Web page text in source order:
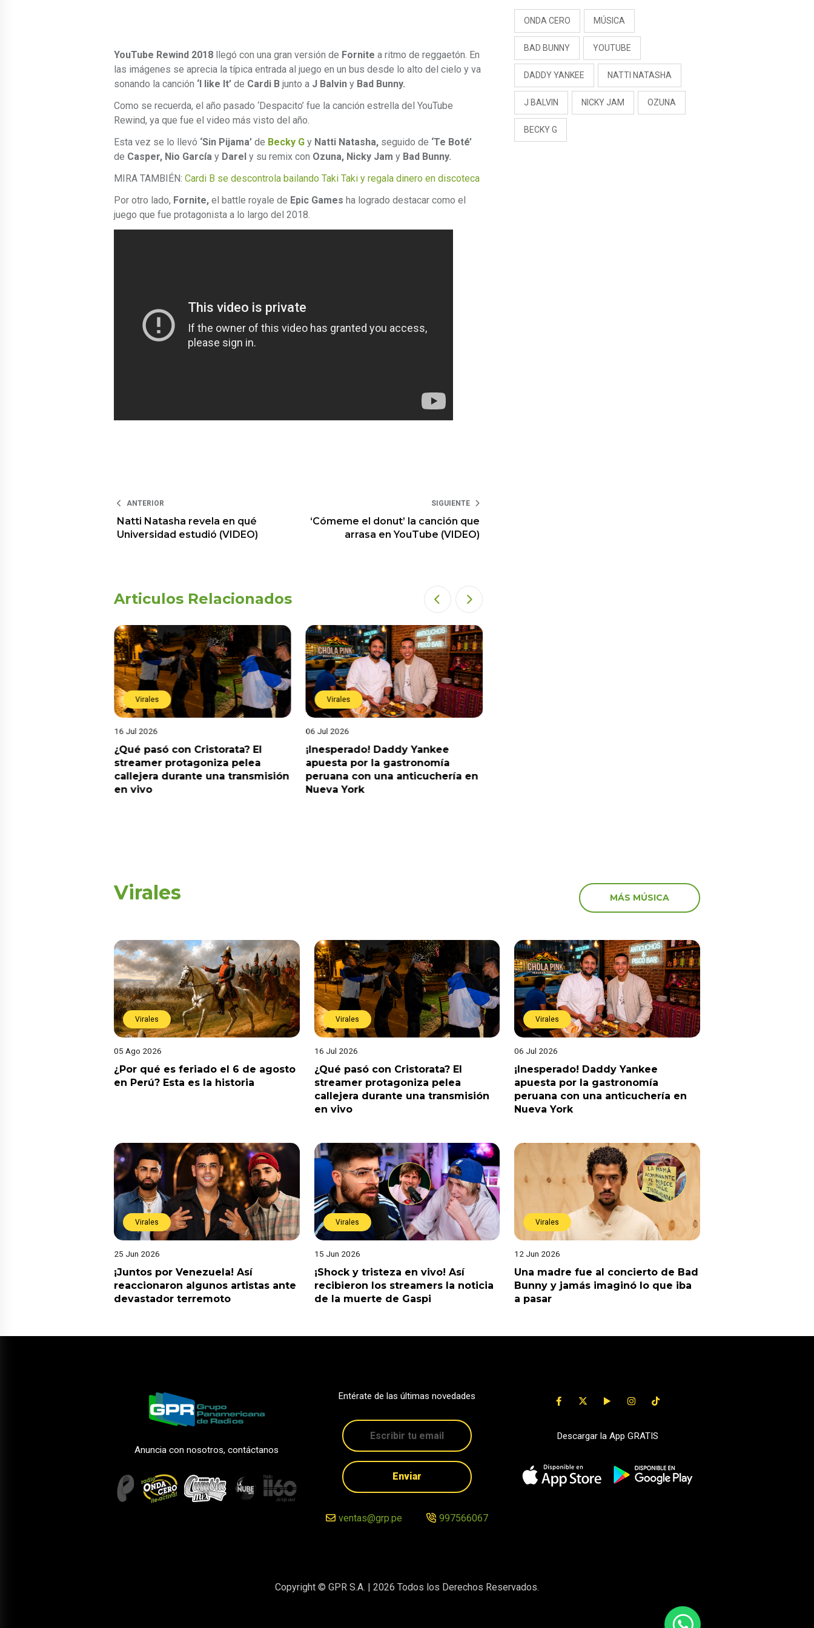
YouTube Rewind 2018 llegó con una gran versión de Fornite a ritmo de reggaetón. En
las imágenes se aprecia la típica entrada al juego en un bus desde lo alto del cielo y va
sonando la canción ‘I like It’ de Cardi B junto a J Balvin y Bad Bunny.
Como se recuerda, el año pasado ‘Despacito’ fue la canción estrella del YouTube
Rewind, ya que fue el video más visto del año.
Esta vez se lo llevó ‘Sin Pijama’ de Becky G y Natti Natasha, seguido de ‘Te Boté’
de Casper, Nio García y Darel y su remix con Ozuna, Nicky Jam y Bad Bunny.
MIRA TAMBIÉN: Cardi B se descontrola bailando Taki Taki y regala dinero en discoteca
Por otro lado, Fornite, el battle royale de Epic Games ha logrado destacar como el
juego que fue protagonista a lo largo del 2018.
ANTERIOR
Natti Natasha revela en qué
Universidad estudió (VIDEO)
SIGUIENTE
‘Cómeme el donut’ la canción que
arrasa en YouTube (VIDEO)
Articulos Relacionados
Virales
16 Jul 2026
¿Qué pasó con Cristorata? El
streamer protagoniza pelea
callejera durante una transmisión
en vivo
Virales
06 Jul 2026
¡Inesperado! Daddy Yankee
apuesta por la gastronomía
peruana con una anticuchería en
Nueva York
ONDA CERO MÚSICA
BAD BUNNY YOUTUBE
DADDY YANKEE NATTI NATASHA
J BALVIN NICKY JAM OZUNA
BECKY G
Virales MÁS MÚSICA
Virales
05 Ago 2026
¿Por qué es feriado el 6 de agosto
en Perú? Esta es la historia
Virales
16 Jul 2026
¿Qué pasó con Cristorata? El
streamer protagoniza pelea
callejera durante una transmisión
en vivo
Virales
06 Jul 2026
¡Inesperado! Daddy Yankee
apuesta por la gastronomía
peruana con una anticuchería en
Nueva York
Virales
25 Jun 2026
¡Juntos por Venezuela! Así
reaccionaron algunos artistas ante
devastador terremoto
Virales
15 Jun 2026
¡Shock y tristeza en vivo! Así
recibieron los streamers la noticia
de la muerte de Gaspi
Virales
12 Jun 2026
Una madre fue al concierto de Bad
Bunny y jamás imaginó lo que iba
a pasar
Anuncia con nosotros, contáctanos
Entérate de las últimas novedades
Enviar
ventas@grp.pe 997566067
Descargar la App GRATIS
Copyright © GPR S.A. | 2026 Todos los Derechos Reservados.